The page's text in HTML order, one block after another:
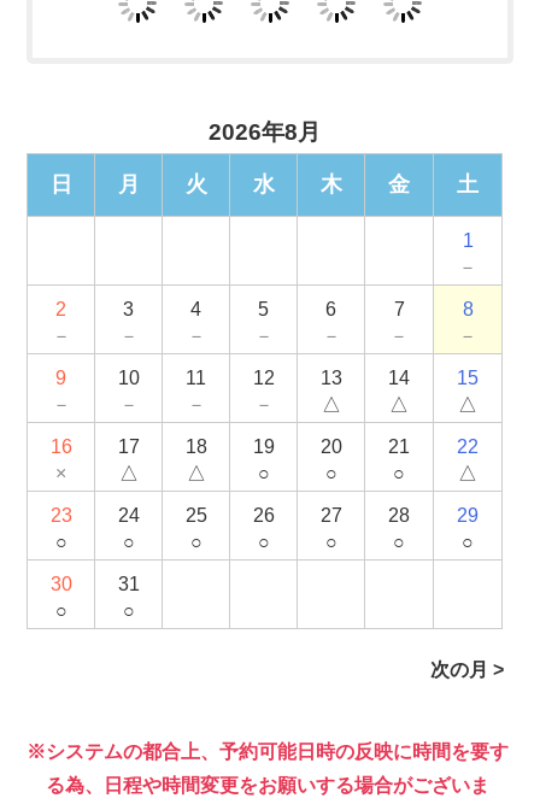
2026年8月
日 月 火 水 木 金 土
1
－
2
－
3
－
4
－
5
－
6
－
7
－
8
－
9
－
10
－
11
－
12
－
13
△
14
△
15
△
16
×
17
△
18
△
19
○
20
○
21
○
22
△
23
○
24
○
25
○
26
○
27
○
28
○
29
○
30
○
31
○
次の月 >
システムの都合上、予約可能日時の反映に時間を要す
る為、日程や時間変更をお願いする場合がございま